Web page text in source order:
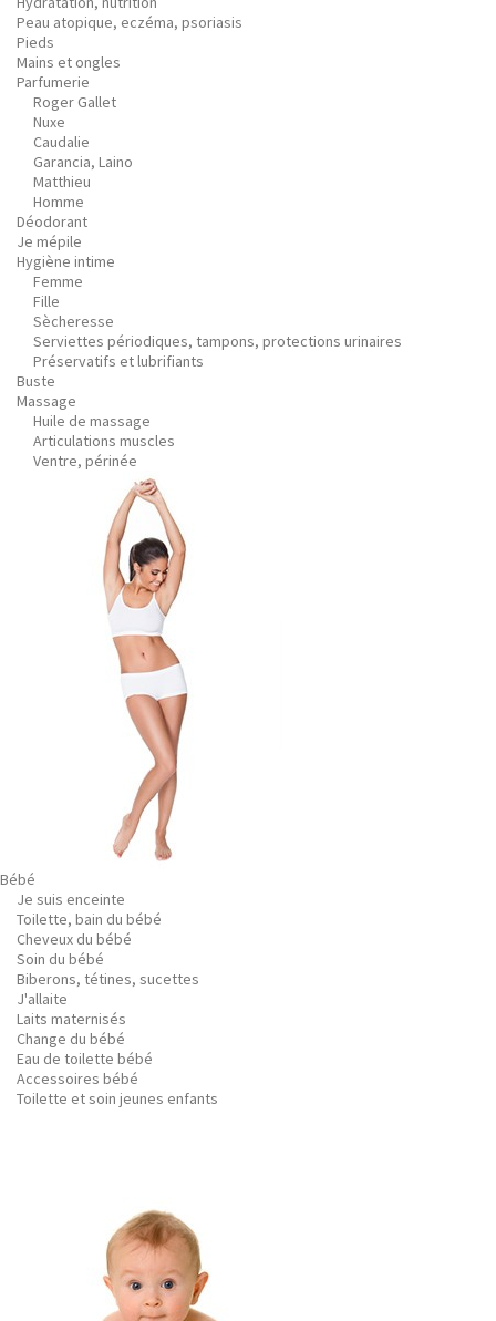
Peau atopique, eczéma, psoriasis
Pieds
Mains et ongles
Parfumerie
Roger Gallet
Nuxe
Caudalie
Garancia, Laino
Matthieu
Homme
Déodorant
Je mépile
Hygiène intime
Femme
Fille
Sècheresse
Serviettes périodiques, tampons, protections urinaires
Préservatifs et lubrifiants
Buste
Massage
Huile de massage
Articulations muscles
Ventre, périnée
Bébé
Je suis enceinte
Toilette, bain du bébé
Cheveux du bébé
Soin du bébé
Biberons, tétines, sucettes
J'allaite
Laits maternisés
Change du bébé
Eau de toilette bébé
Accessoires bébé
Toilette et soin jeunes enfants